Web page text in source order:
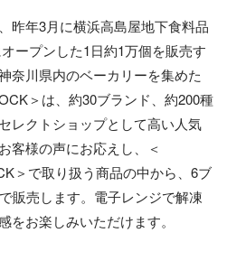
昨年3月に横浜高島屋地下食料品
ープンした1日約1万個を販売す
奈川県内のベーカリーを集めた
＞は、約30ブランド、約200種
レクトショップとして高い人気
客様の声にお応えし、＜
＞で取り扱う商品の中から、6ブ
販売します。電子レンジで解凍
をお楽しみいただけます。